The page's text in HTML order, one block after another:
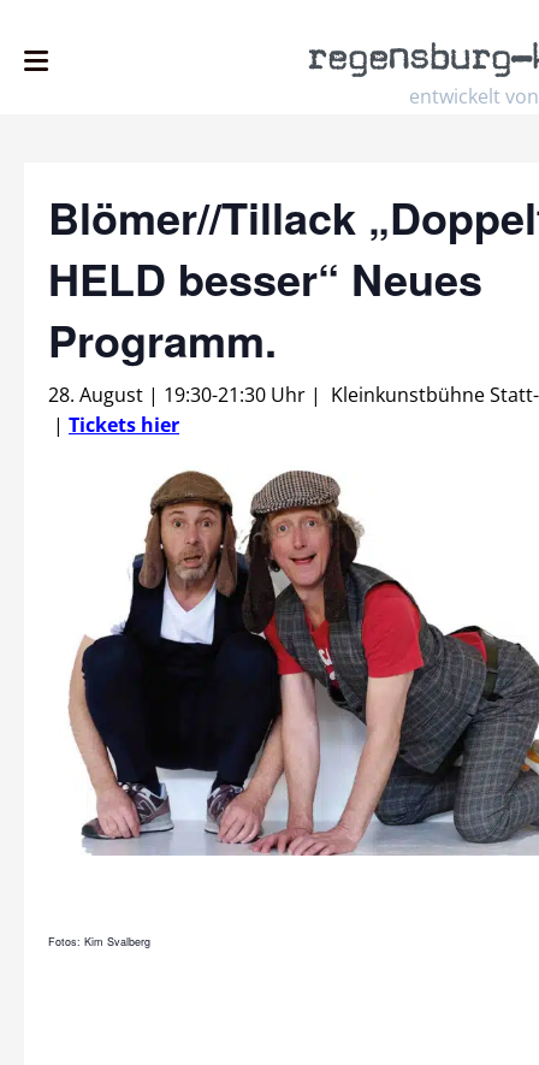
entwickelt von
regensburg–
Blömer//Tillack
HELD besser“ Neues
Programm.
28. August | 19:30-21:30 Uhr | Kleinkunstbühne
| Tickets hier
Fotos: Kim Svalberg